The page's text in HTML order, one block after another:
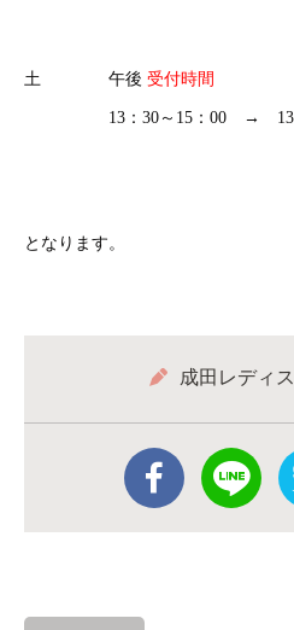
土 午後 受付時間
13：30～15：00 → 13：
となります。
成田レディ